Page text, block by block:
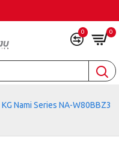
0 0
Nami Series NA-W80BBZ3